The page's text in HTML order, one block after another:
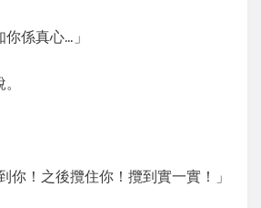
你係真心…」
你！之後攬住你！攬到實一實！」